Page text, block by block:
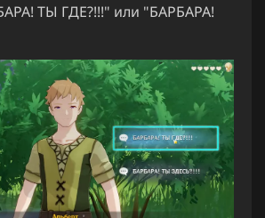
ТЫ ГДЕ?!!!" или "БАРБАРА!